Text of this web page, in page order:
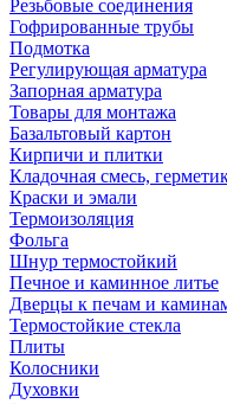
Резьбовые соединения
Гофрированные трубы
Подмотка
Регулирующая арматура
Запорная арматура
Товары для монтажа
Базальтовый картон
Кирпичи и плитки
Кладочная смесь,
Краски и эмали
Термоизоляция
Фольга
Шнур термостойкий
Печное и каминное литье
Дверцы к печам и
Термостойкие стекла
Плиты
Колосники
Духовки